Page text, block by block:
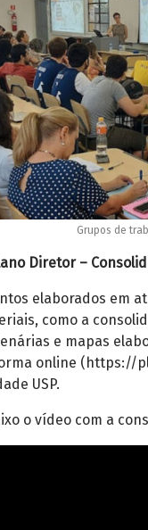
Grupos de
Diretor –
elaborados em
como a
e mapas
online (https://
USP.
o vídeo com a